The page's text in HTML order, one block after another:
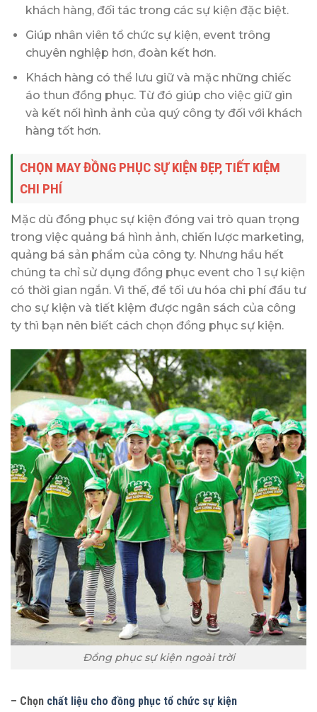
khách hàng, đối tác trong các sự kiện đặc biệt.
Giúp nhân viên tổ chức sự kiện, event trông
chuyên nghiệp hơn, đoàn kết hơn.
Khách hàng có thể lưu giữ và mặc những chiếc
áo thun đồng phục. Từ đó giúp cho việc giữ gìn
và kết nối hình ảnh của quý công ty đối với khách
hàng tốt hơn.
CHỌN MAY ĐỒNG PHỤC SỰ KIỆN ĐẸP, TIẾT KIỆM
CHI PHÍ
Mặc dù đồng phục sự kiện đóng vai trò quan trọng
trong việc quảng bá hình ảnh, chiến lược marketing,
quảng bá sản phẩm của công ty. Nhưng hầu hết
chúng ta chỉ sử dụng đồng phục event cho 1 sự kiện
có thời gian ngắn. Vì thế, để tối ưu hóa chi phí đầu tư
cho sự kiện và tiết kiệm được ngân sách của công
ty thì bạn nên biết cách chọn đồng phục sự kiện.
Đồng phục sự kiện ngoài trời
– Chọn chất liệu cho đồng phục tổ chức sự kiện